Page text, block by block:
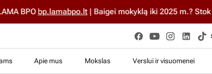
BPObp.lamabpo.lt| Baigei mokyklą iki 2025 m.? Stok
Apie mus Mokslas Verslui ir visuomenei